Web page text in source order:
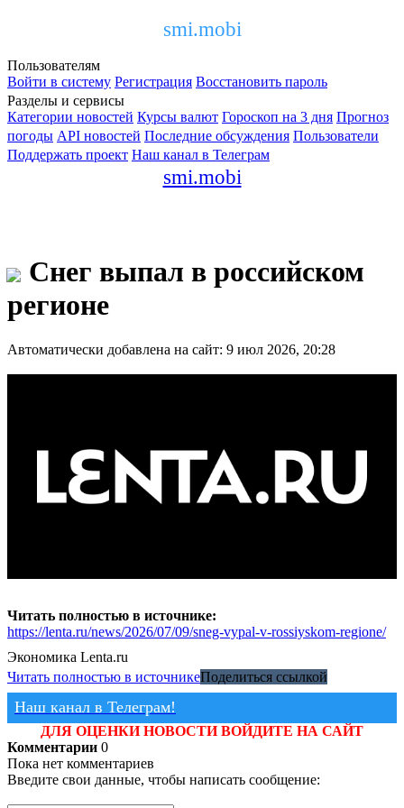
smi.mobi
Пользователям
Войти в систему Регистрация Восстановить пароль
Разделы и сервисы
Категории новостей Курсы валют Гороскоп на 3 дня Прогноз
погоды API новостей Последние обсуждения Пользователи
Поддержать проект Наш канал в Телеграм
smi.mobi
Снег выпал в российском
регионе
Автоматически добавлена на сайт: 9 июл 2026, 20:28
Читать полностью в источнике:
https://lenta.ru/news/2026/07/09/sneg-vypal-v-rossiyskom-regione/
Экономика Lenta.ru
Читать полностью в источникеПоделиться ссылкой
Наш канал в Телеграм!
ДЛЯ ОЦЕНКИ НОВОСТИ ВОЙДИТЕ НА САЙТ
Комментарии 0
Пока нет комментариев
Введите свои данные, чтобы написать сообщение: